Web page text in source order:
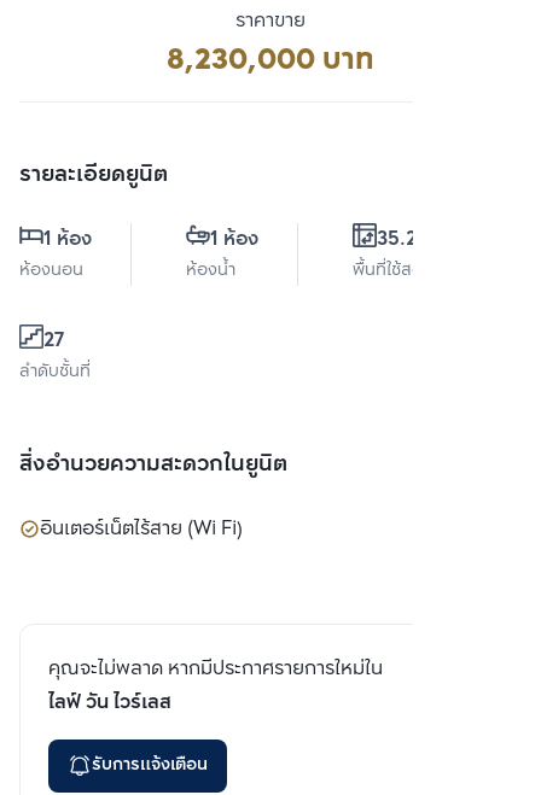
ราคาขาย
8,230,000 บาท
รายละเอียดยูนิต
1 ห้อง
ห้องนอน
1 ห้อง
ห้องน้ำ
35.29 ตร.ม.
พื้นที่ใช้สอย
27
ลำดับชั้นที่
สิ่งอำนวยความสะดวกในยูนิต
อินเตอร์เน็ตไร้สาย (Wi Fi)
คุณจะไม่พลาด หากมีประกาศรายการใหม่ใน
ไลฟ์ วัน ไวร์เลส
รับการแจ้งเตือน